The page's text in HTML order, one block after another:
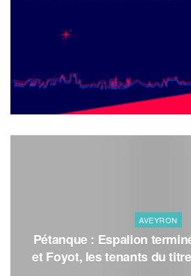
AVEYRON
Pétanque : Espalion
et Foyot, les tenants du